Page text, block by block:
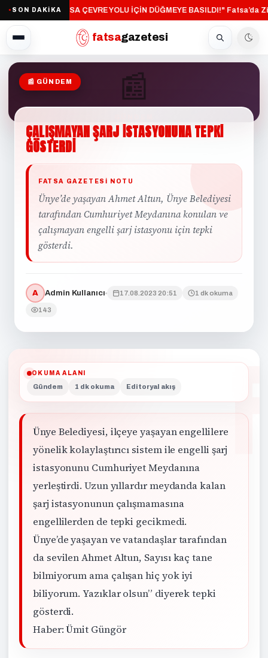
● SON DAKİKA"FATSA ÇEVRE YOLU İÇİN DÜĞMEYE BASILDI!"·Fatsa’da
fatsagazetesi
📰
📰 GÜNDEM
ÇALIŞMAYANŞARJİSTASYONUNATEPKİ
GÖSTERDİ
FATSA GAZETESI NOTU
Ünye’de yaşayan Ahmet Altun, Ünye Belediyesi
tarafından Cumhuriyet Meydanına konulan ve
çalışmayan engelli şarj istasyonu için tepki
gösterdi.
A Admin Kullanıcı 17.08.2023 20:51 1 dk okuma
143
OKUMA ALANI
Gündem 1 dk okuma Editoryal akış
Ünye Belediyesi, ilçeye yaşayan engellilere
yönelik kolaylaştırıcı sistem ile engelli şarj
istasyonunu Cumhuriyet Meydanına
yerleştirdi. Uzun yıllardır meydanda kalan
şarj istasyonunun çalışmamasına
engellilerden de tepki gecikmedi.
Ünye’de yaşayan ve vatandaşlar tarafından
da sevilen Ahmet Altun, Sayısı kaç tane
bilmiyorum ama çalışan hiç yok iyi
biliyorum. Yazıklar olsun” diyerek tepki
gösterdi.
Haber: Ümit Güngör